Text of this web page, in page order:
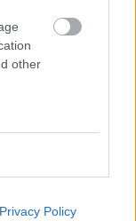
other
Privacy Policy